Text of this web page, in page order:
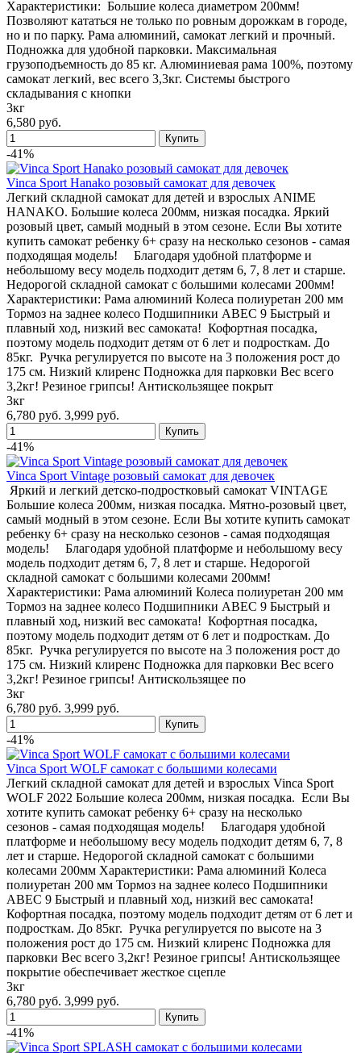
Характеристики: Большие колеса диаметром 200мм!
Позволяют кататься не только по ровным дорожкам в городе,
но и по парку. Рама алюминий, самокат легкий и прочный.
Подножка для удобной парковки. Максимальная
грузоподъемность до 85 кг. Алюминиевая рама 100%, поэтому
самокат легкий, вес всего 3,3кг. Системы быстрого
складывания с кнопки
3кг
6,580 руб.
-41%
Vinca Sport Hanako розовый самокат для девочек
Легкий складной самокат для детей и взрослых ANIME
HANAKO. Большие колеса 200мм, низкая посадка. Яркий
розовый цвет, самый модный в этом сезоне. Если Вы хотите
купить самокат ребенку 6+ сразу на несколько сезонов - самая
подходящая модель! Благодаря удобной платформе и
небольшому весу модель подходит детям 6, 7, 8 лет и старше.
Недорогой складной самокат с большими колесами 200мм!
Характеристики: Рама алюминий Колеса полиуретан 200 мм
Тормоз на заднее колесо Подшипники ABEC 9 Быстрый и
плавный ход, низкий вес самоката! Кофортная посадка,
поэтому модель подходит детям от 6 лет и подросткам. До
85кг. Ручка регулируется по высоте на 3 положения рост до
175 см. Низкий клиренс Подножка для парковки Вес всего
3,2кг! Резиное грипсы! Антискользящее покрыт
3кг
6,780 руб. 3,999 руб.
-41%
Vinca Sport Vintage розовый самокат для девочек
Яркий и легкий детско-подростковый самокат VINTAGE
Большие колеса 200мм, низкая посадка. Мятно-розовый цвет,
самый модный в этом сезоне. Если Вы хотите купить самокат
ребенку 6+ сразу на несколько сезонов - самая подходящая
модель! Благодаря удобной платформе и небольшому весу
модель подходит детям 6, 7, 8 лет и старше. Недорогой
складной самокат с большими колесами 200мм!
Характеристики: Рама алюминий Колеса полиуретан 200 мм
Тормоз на заднее колесо Подшипники ABEC 9 Быстрый и
плавный ход, низкий вес самоката! Кофортная посадка,
поэтому модель подходит детям от 6 лет и подросткам. До
85кг. Ручка регулируется по высоте на 3 положения рост до
175 см. Низкий клиренс Подножка для парковки Вес всего
3,2кг! Резиное грипсы! Антискользящее по
3кг
6,780 руб. 3,999 руб.
-41%
Vinca Sport WOLF самокат с большими колесами
Легкий складной самокат для детей и взрослых Vinca Sport
WOLF 2022 Большие колеса 200мм, низкая посадка. Если Вы
хотите купить самокат ребенку 6+ сразу на несколько
сезонов - самая подходящая модель! Благодаря удобной
платформе и небольшому весу модель подходит детям 6, 7, 8
лет и старше. Недорогой складной самокат с большими
колесами 200мм Характеристики: Рама алюминий Колеса
полиуретан 200 мм Тормоз на заднее колесо Подшипники
ABEC 9 Быстрый и плавный ход, низкий вес самоката!
Кофортная посадка, поэтому модель подходит детям от 6 лет и
подросткам. До 85кг. Ручка регулируется по высоте на 3
положения рост до 175 см. Низкий клиренс Подножка для
парковки Вес всего 3,2кг! Резиное грипсы! Антискользящее
покрытие обеспечивает жесткое сцепле
3кг
6,780 руб. 3,999 руб.
-41%